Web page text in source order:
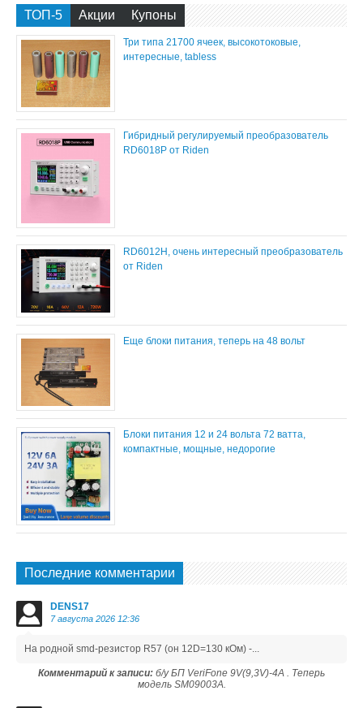
ТОП-5 Акции Купоны
Три типа 21700 ячеек, высокотоковые,
интересные, tabless
Гибридный регулируемый преобразователь
RD6018P от Riden
RD6012H, очень интересный преобразователь
от Riden
Еще блоки питания, теперь на 48 вольт
Блоки питания 12 и 24 вольта 72 ватта,
компактные, мощные, недорогие
Последние комментарии
DENS17
7 августа 2026 12:36
На родной smd-резистор R57 (он 12D=130 кОм) -...
Комментарий к записи: б/у БП VeriFone 9V(9,3V)-4A . Теперь
модель SM09003A.